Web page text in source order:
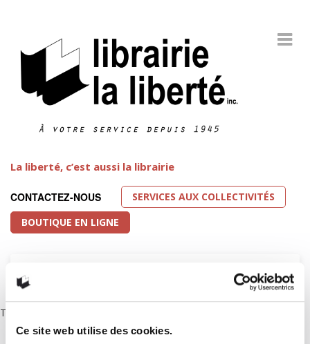
Ce site web utilise des cookies.
La liberté, c’est aussi la librairie
CONTACTEZ-NOUS
SERVICES AUX COLLECTIVITÉS
BOUTIQUE EN LIGNE
There are no posts.